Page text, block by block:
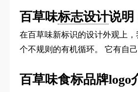
百草味标志设计说明
在百草味新标识的设计外观上
个不规则的有机循环。 它有自
百草味食标品牌logo